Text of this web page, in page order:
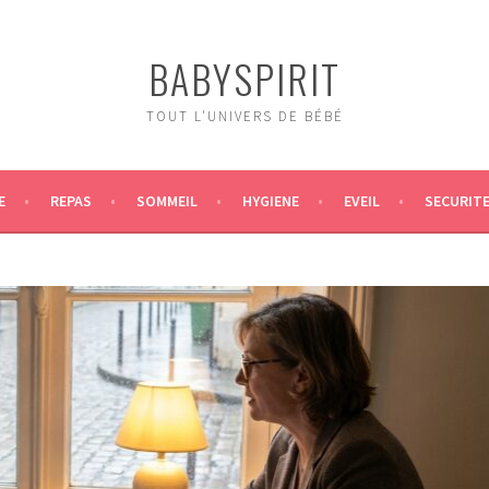
BABYSPIRIT
TOUT L'UNIVERS DE BÉBÉ
REPAS SOMMEIL HYGIENE EVEIL SECURITE